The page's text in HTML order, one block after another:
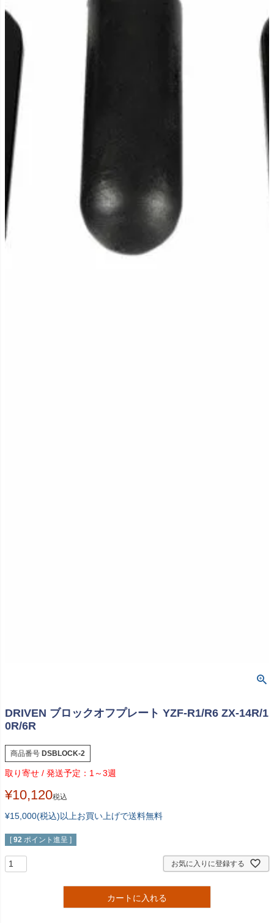
DRIVEN ブロックオフプレート YZF-R1/R6 ZX-14R/1
0R/6R
商品番号 DSBLOCK-2
1～3週
¥10,120税込
¥15,000(税込)以上お買い上げで送料無料
[ 92 ポイント進呈 ]
お気に入りに登録する
カートに入れる